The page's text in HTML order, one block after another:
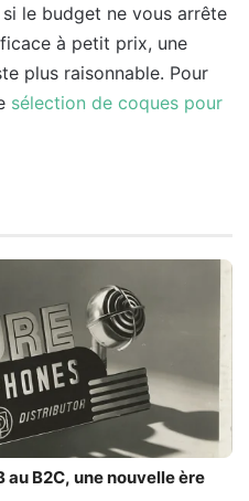
le budget ne vous arrête
à petit prix, une
plus raisonnable. Pour
sélection de coques pour
au B2C, une nouvelle ère